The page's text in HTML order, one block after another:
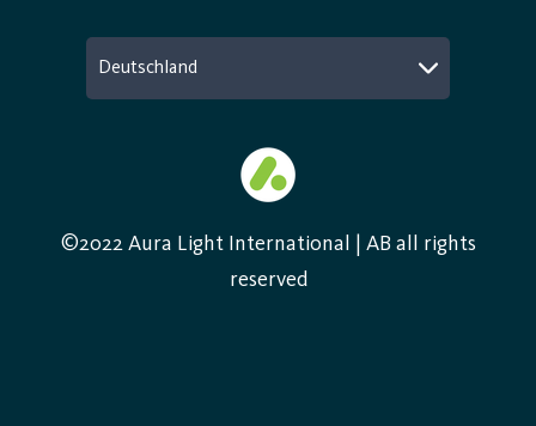
Deutschland
©2022 Aura Light International | AB all rights
reserved